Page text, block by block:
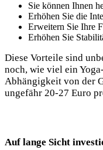
Sie können Ihnen
Erhöhen Sie die
Erweitern Sie‍ Ihre
Erhöhen Sie
Diese ​Vorteile ⁢sind
noch, ​wie viel ein
Abhängigkeit von der​
ungefähr 20-27 Euro
Auf lange⁣ Sicht